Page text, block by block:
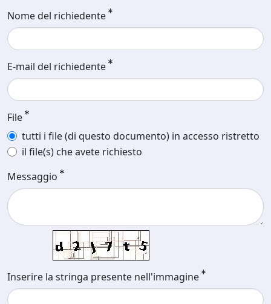
Nome del richiedente
E-mail del richiedente
File
tutti i file (di questo documento) in accesso ristretto
il file(s) che avete richiesto
Messaggio
Inserire la stringa presente nell'immagine